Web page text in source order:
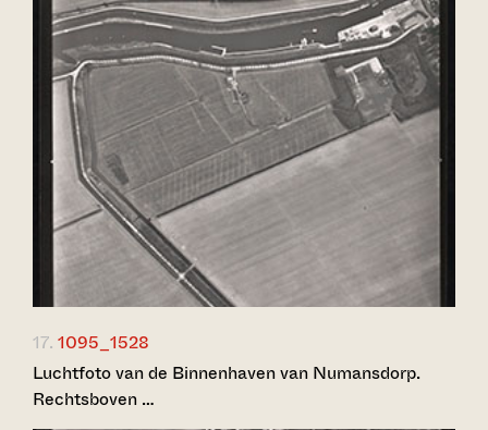
17. 1095_1528
Luchtfoto van de Binnenhaven van Numansdorp.
Rechtsboven …